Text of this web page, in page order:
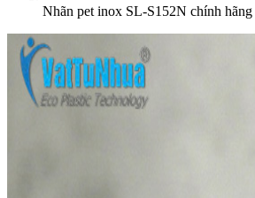
Nhãn pet inox SL-S152N chính